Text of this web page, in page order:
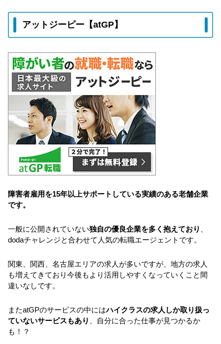
アットジーピー【atGP】
障害者雇用を15年以上サポートしている実績のある老舗企業
です。
一般に公開されていない独自の優良企業を多く抱えており
dodaチャレンジと合わせて人気の転職エージェントです。
関東、関西、名古屋エリアの求人が多いですが、地方の求人
も増えてきており今後もより活用しやすくなっていくこと間
違いなしです。
またatGPのサービスの中にはハイクラスの求人しか取り扱っ
ていないサービスもあり
、自分に合った仕事が見つかるか
も！？